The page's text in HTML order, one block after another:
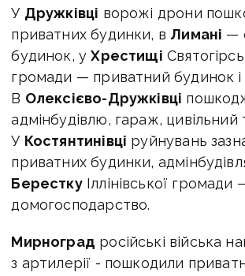
У Дружківці ворожі дрони
приватних будинки, в Лимані —
будинок, уХрестищі
громади — приватний будинок і
В Олексієво-Дружківці
адмінбудівлю, гараж, цивільний
У Костянтинівці руйнувань
приватних будинки,
БересткуІллінівської громади
домогосподарство.
Мирноград російські війська
з артилерії - пошкодили